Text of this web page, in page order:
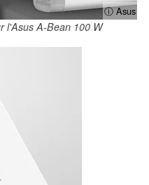
ⓘ Asus
l'Asus A-Bean 100 W